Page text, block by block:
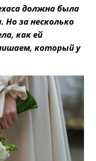
должна была
за несколько
как ей
который у